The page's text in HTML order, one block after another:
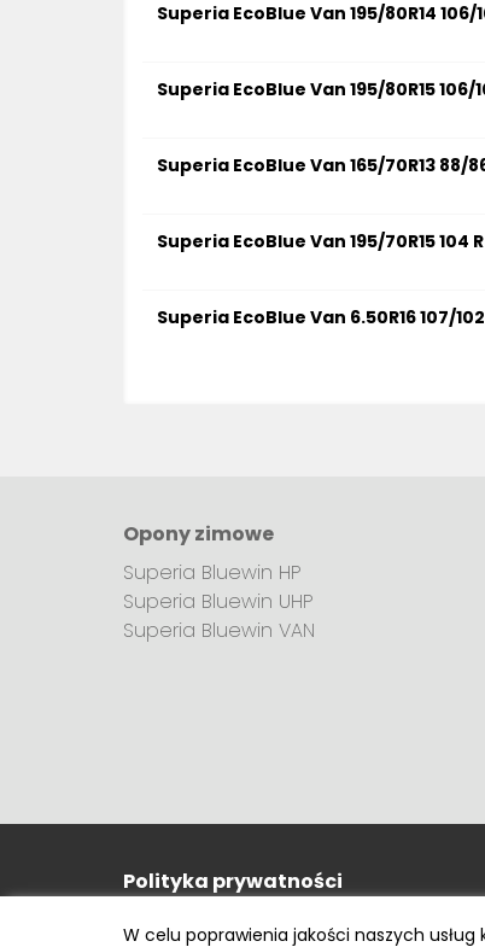
Superia EcoBlue Van 195/80R14 106/
Superia EcoBlue Van 195/80R15 106/
Superia EcoBlue Van 165/70R13 88/
Superia EcoBlue Van 195/70R15 104 R
Superia EcoBlue Van 6.50R16 107/102
Opony zimowe
Superia Bluewin HP
Superia Bluewin UHP
Superia Bluewin VAN
Polityka prywatności
W celu poprawienia jakości naszych